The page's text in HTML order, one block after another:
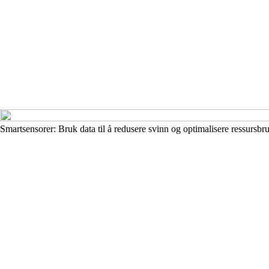
Smartsensorer: Bruk data til å redusere svinn og optimalisere